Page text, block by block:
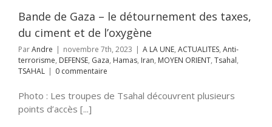
Tsahal TSAHAL
Bande de Gaza – le détournement des taxes,
du ciment et de l’oxygène
ParAndre | novembre 7th, 2023 | A LA UNE, ACTUALITES, Anti-
terrorisme, DEFENSE, Gaza, Hamas, Iran, MOYEN ORIENT, Tsahal,
TSAHAL | 0 commentaire
Photo : Les troupes de Tsahal découvrent plusieurs
points d’accès [...]